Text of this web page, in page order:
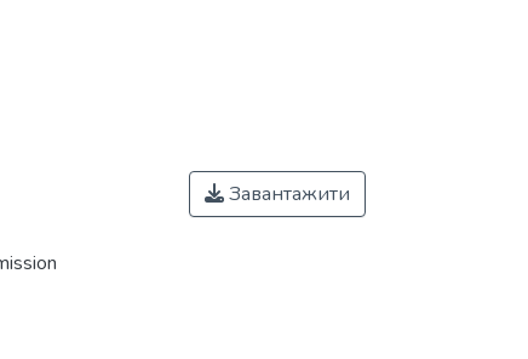
Завантажити